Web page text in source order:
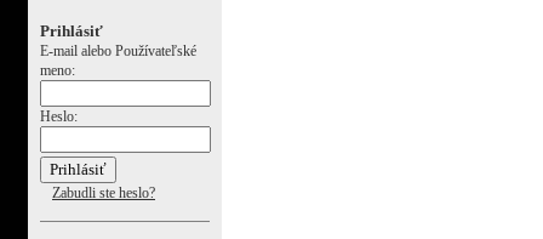
Prihlásiť
E-mail alebo Používateľské
meno:
Heslo:
Zabudli ste heslo?